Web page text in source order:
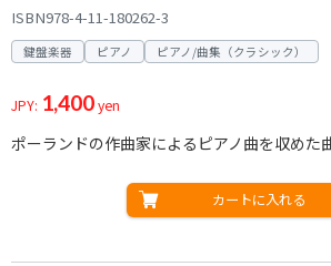
ISBN978-4-11-180262-3
鍵盤楽器 ピアノ ピアノ/曲集（クラシック）
JPY: 1,400yen
ポーランドの作曲家によるピアノ曲を収めた
カートに入れる